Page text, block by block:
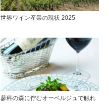
世界ワイン産業の現状 2025
蓼科の森に佇むオーベルジュで触れ